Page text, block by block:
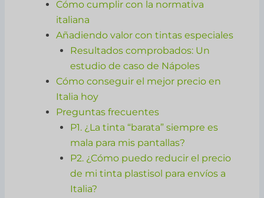
Cómo cumplir con la normativa
italiana
Añadiendo valor con tintas especiales
Resultados comprobados: Un
estudio de caso de Nápoles
Cómo conseguir el mejor precio en
Italia hoy
Preguntas frecuentes
P1. ¿La tinta “barata” siempre es
mala para mis pantallas?
P2. ¿Cómo puedo reducir el precio
de mi tinta plastisol para envíos a
Italia?